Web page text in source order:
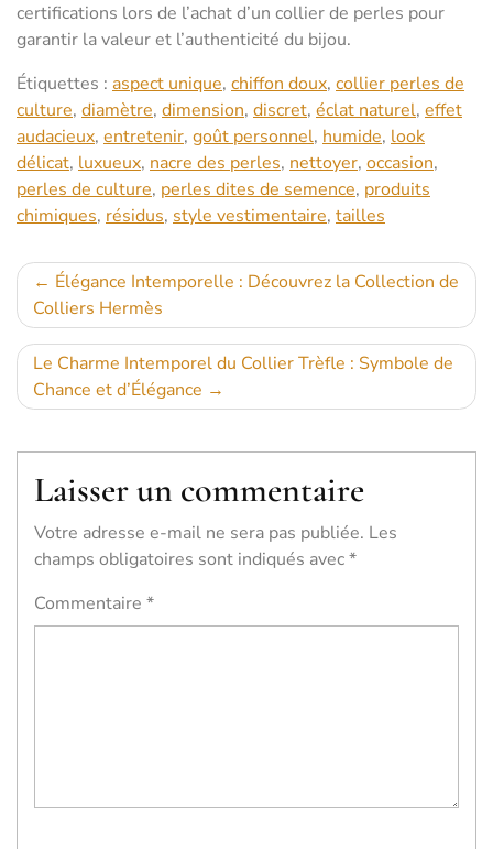
certifications lors de l’achat d’un collier de perles pour
garantir la valeur et l’authenticité du bijou.
Étiquettes : aspect unique, chiffon doux, collier perles de
culture, diamètre, dimension, discret, éclat naturel, effet
audacieux, entretenir, goût personnel, humide, look
délicat, luxueux, nacre des perles, nettoyer, occasion,
perles de culture, perles dites de semence, produits
chimiques, résidus, style vestimentaire, tailles
Navigation
de
l’article
Élégance Intemporelle : Découvrez la Collection de
Colliers Hermès
Le Charme Intemporel du Collier Trèfle : Symbole de
Chance et d’Élégance
Laisser un commentaire
Votre adresse e-mail ne sera pas publiée. Les
champs obligatoires sont indiqués avec*
Commentaire *